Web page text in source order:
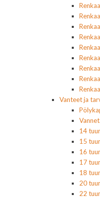
Vanteet ja
14
15
16
17
18
20
22